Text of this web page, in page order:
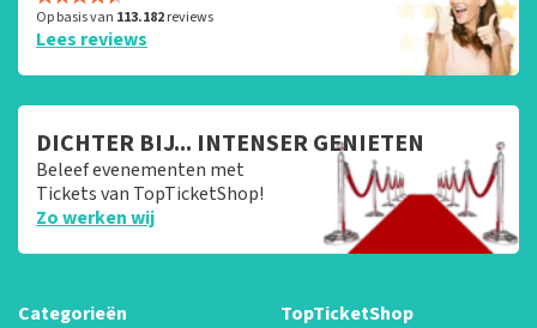
Op basis van 113.182reviews
Lees reviews
DICHTER BIJ... INTENSER GENIETEN
Beleef evenementen met
Tickets van TopTicketShop!
Zo werken wij
Categorieën
TopTicketShop